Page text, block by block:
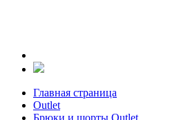
Главная страница
Outlet
Брюки и шорты Outlet